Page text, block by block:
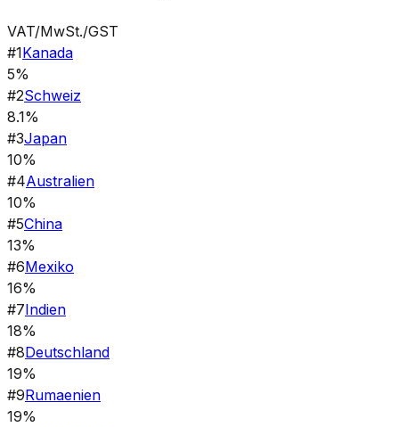
VAT/MwSt./GST
#1Kanada
5%
#2Schweiz
8.1%
#3Japan
10%
#4Australien
10%
#5China
13%
#6Mexiko
16%
#7Indien
18%
#8Deutschland
19%
#9Rumaenien
19%